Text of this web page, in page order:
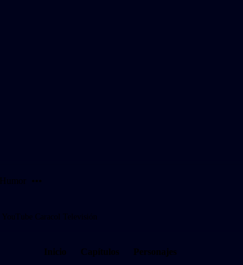
Humor
YouTube Caracol Televisión
Inicio Capítulos Personajes